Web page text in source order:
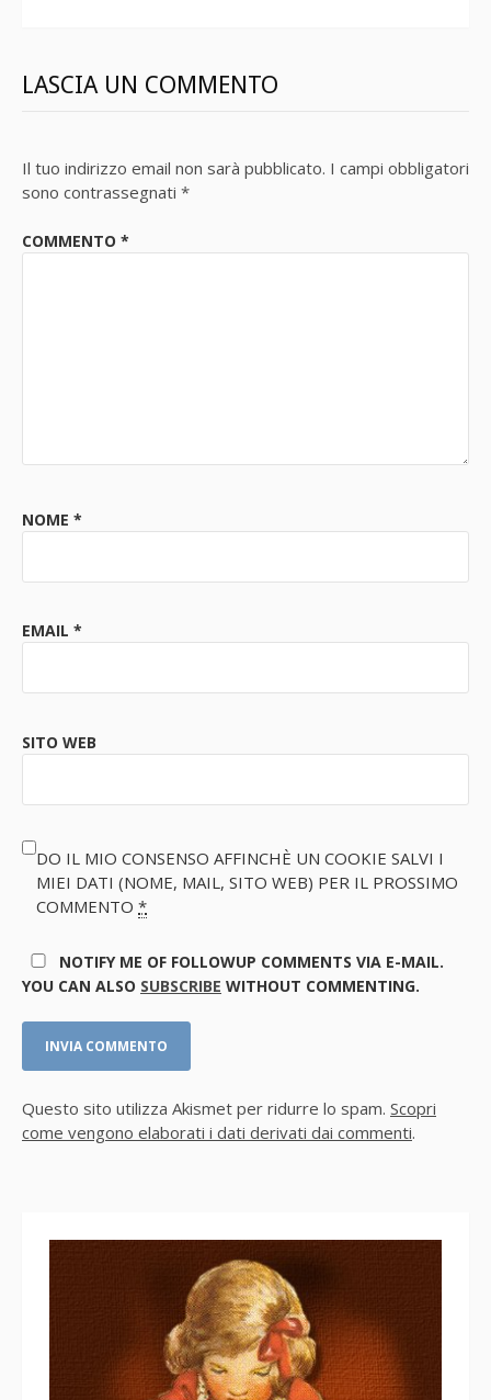
LASCIA UN COMMENTO
Il tuo indirizzo email non sarà pubblicato. I campi obbligatori
sono contrassegnati *
COMMENTO *
NOME *
EMAIL *
SITO WEB
DO IL MIO CONSENSO AFFINCHÈ UN COOKIE SALVI I
MIEI DATI (NOME, MAIL, SITO WEB) PER IL PROSSIMO
COMMENTO *
NOTIFY ME OF FOLLOWUP COMMENTS VIA E-MAIL.
YOU CAN ALSO SUBSCRIBE WITHOUT COMMENTING.
Questo sito utilizza Akismet per ridurre lo spam. Scopri
come vengono elaborati i dati derivati dai commenti.